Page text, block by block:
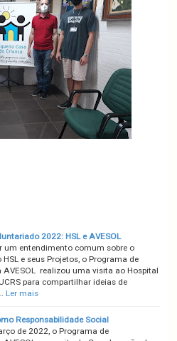
2022: HSL e AVESOL
um entendimento comum sobre o
e seus Projetos, o Programa de
realizou uma visita ao Hospital
para compartilhar ideias de
Ler mais
Responsabilidade Social
de 2022, o Programa de